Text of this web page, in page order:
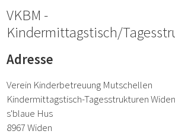
VKBM -
Kindermittagstisch/
Adresse
Verein Kinderbetreuung Mutschellen
Kindermittagstisch-Tagesstrukturen Widen
s'blaue Hus
8967 Widen